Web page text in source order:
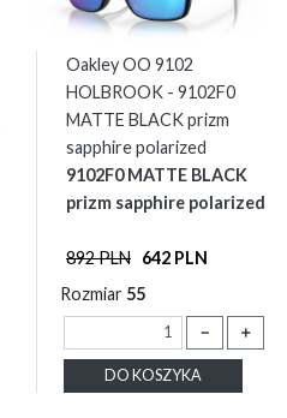
Oakley OO 9102
HOLBROOK - 9102F0
MATTE BLACK prizm
sapphire polarized
9102F0 MATTE BLACK
prizm sapphire polarized
892 PLN 642 PLN
Rozmiar 55
－ ＋
DO KOSZYKA